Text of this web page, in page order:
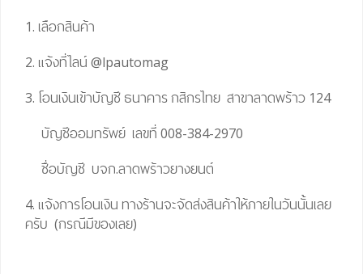
1. เลือกสินค้า
2. แจ้งที่ไลน์ @lpautomag
3. โอนเงินเข้าบัญชี ธนาคาร กสิกรไทย สาขาลาดพร้าว 124
บัญชีออมทรัพย์ เลขที่ 008-384-2970
ชื่อบัญชี บจก.ลาดพร้าวยางยนต์
4. แจ้งการโอนเงิน ทางร้านจะจัดส่งสินค้าให้ภายในวันนั้นเลย
ครับ (กรณีมีของเลย)